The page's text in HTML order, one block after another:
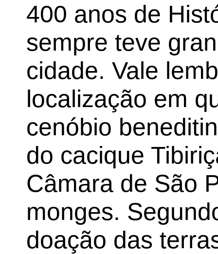
400 anos de
sempre teve
cidade. Vale
localização em
cenóbio
do cacique
Câmara de São
monges.
doação das